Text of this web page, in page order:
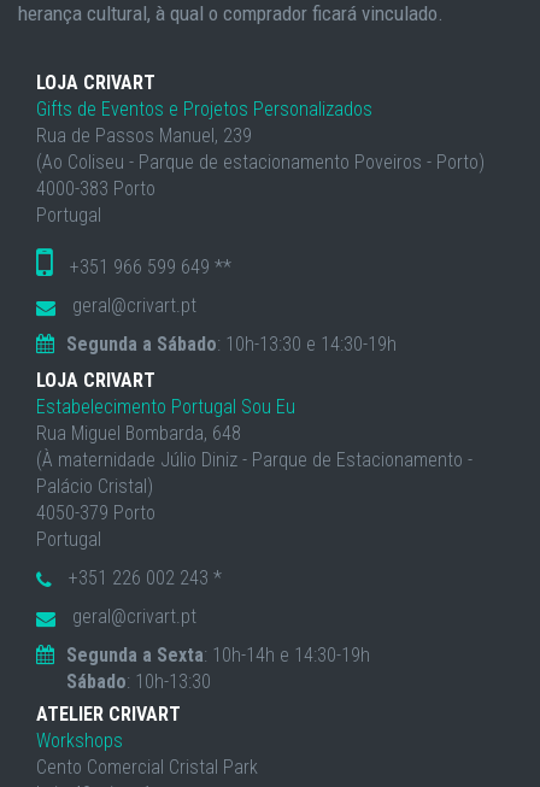
herança cultural, à qual o comprador ficará vinculado.
LOJA CRIVART
Gifts de Eventos e Projetos Personalizados
Rua de Passos Manuel, 239
(Ao Coliseu - Parque de estacionamento Poveiros - Porto)
4000-383 Porto
Portugal
+351 966 599 649 **
geral@crivart.pt
Segunda a Sábado: 10h-13:30 e 14:30-19h
LOJA CRIVART
Estabelecimento Portugal Sou Eu
Rua Miguel Bombarda, 648
(À maternidade Júlio Diniz - Parque de Estacionamento -
Palácio Cristal)
4050-379 Porto
Portugal
+351 226 002 243 *
geral@crivart.pt
Segunda a Sexta: 10h-14h e 14:30-19h
Sábado: 10h-13:30
ATELIER CRIVART
Workshops
Cento Comercial Cristal Park